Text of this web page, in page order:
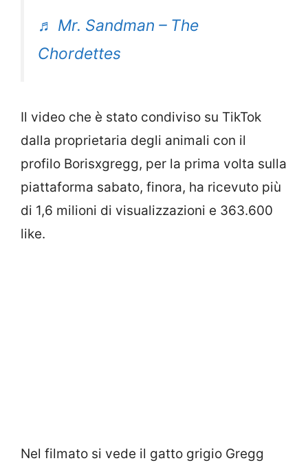
♬ Mr. Sandman – The
Chordettes
Il video che è stato condiviso su TikTok
dalla proprietaria degli animali con il
profilo Borisxgregg, per la prima volta sulla
piattaforma sabato, finora, ha ricevuto più
di 1,6 milioni di visualizzazioni e 363.600
like.
Nel filmato si vede il gatto grigio Gregg